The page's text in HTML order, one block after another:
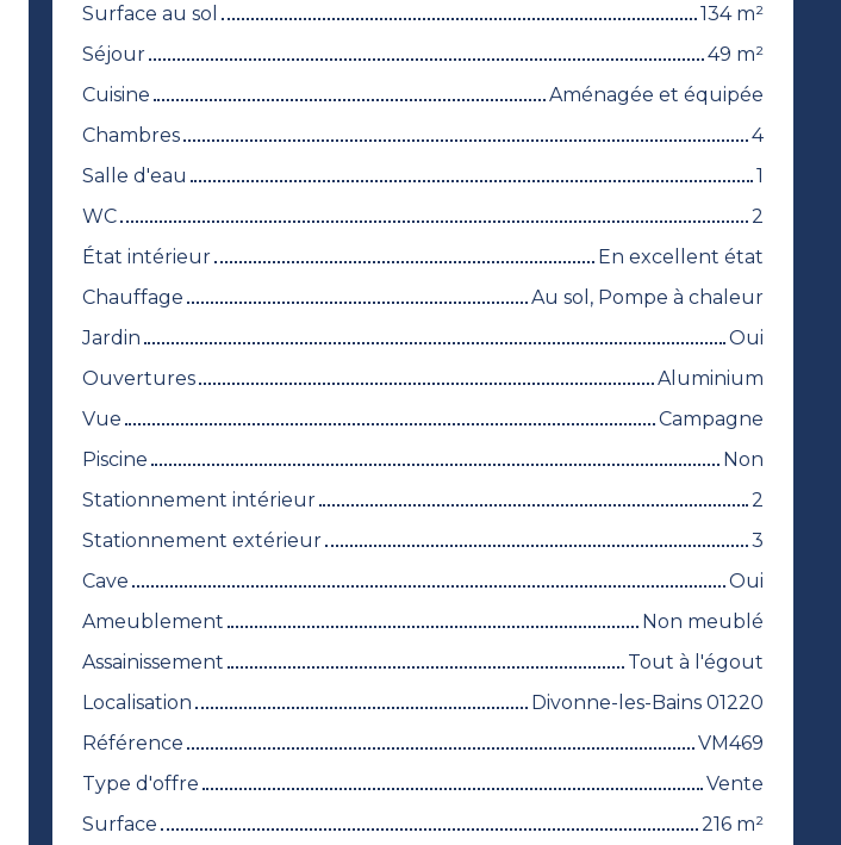
Surface au sol
134 m²
Séjour
49 m²
Cuisine
Aménagée et équipée
Chambres
4
Salle d'eau
1
WC
2
État intérieur
En excellent état
Chauffage
Au sol, Pompe à chaleur
Jardin
Oui
Ouvertures
Aluminium
Vue
Campagne
Piscine
Non
Stationnement intérieur
2
Stationnement extérieur
3
Cave
Oui
Ameublement
Non meublé
Assainissement
Tout à l'égout
Localisation
Divonne-les-Bains 01220
Référence
VM469
Type d'offre
Vente
Surface
216 m²